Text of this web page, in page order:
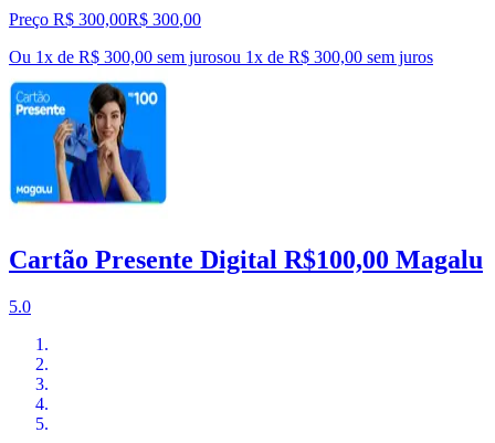
Preço R$ 300,00R$ 300,00
Ou 1x de R$ 300,00 sem jurosou 1x de R$ 300,00 sem juros
Cartão Presente Digital R$100,00 Magalu
5.0